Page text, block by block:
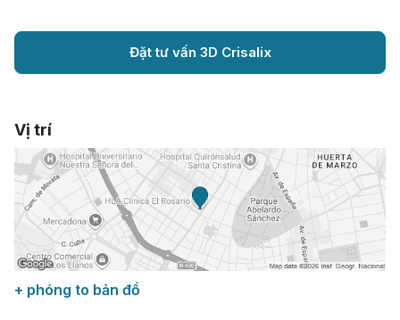
Đặt tư vấn 3D Crisalix
Vị trí
+ phóng to bản đồ